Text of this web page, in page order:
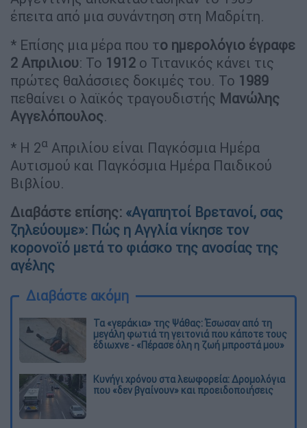
έπειτα από μια συνάντηση στη Μαδρίτη.
* Επίσης μια μέρα που το ημερολόγιο έγραφε
2 Απριλιου: Το 1912 ο Τιτανικός κάνει τις
πρώτες θαλάσσιες δοκιμές του. Το 1989
πεθαίνει ο λαϊκός τραγουδιστής Μανώλης
Αγγελόπουλος.
* Η 2α Απριλίου είναι Παγκόσμια Ημέρα
Αυτισμού και Παγκόσμια Ημέρα Παιδικού
Βιβλίου.
Διαβάστε επίσης: «Αγαπητοί Βρετανοί, σας
ζηλεύουμε»: Πώς η Αγγλία νίκησε τον
κορονοϊό μετά το φιάσκο της ανοσίας της
αγέλης
Διαβάστε ακόμη
Τα «γεράκια» της Ψάθας: Έσωσαν από τη
μεγάλη φωτιά τη γειτονιά που κάποτε τους
έδιωχνε - «Πέρασε όλη η ζωή μπροστά μου»
Κυνήγι χρόνου στα λεωφορεία: Δρομολόγια
που «δεν βγαίνουν» και προειδοποιήσεις